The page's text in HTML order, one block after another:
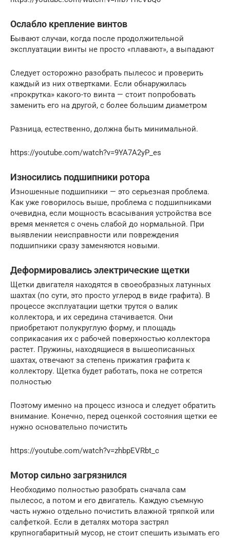
Ослабло крепление винтов
Бывают случаи, когда после продолжительной
эксплуатации винты не просто «плавают», а выпадают
Следует осторожно разобрать пылесос и проверить
каждый из них отвертками. Если обнаружилась
«прокрутка» какого-то винта — стоит попробовать
заменить его на другой, с более большим диаметром
Разница, естественно, должна быть минимальной.
https://youtube.com/watch?v=9YA7A2yP_es
Износились подшипники ротора
Изношенные подшипники — это серьезная проблема.
Как уже говорилось выше, проблема с подшипниками
очевидна, если мощность всасывания устройства все
время меняется с очень слабой до нормальной. При
выявлении неисправности или повреждения
подшипники сразу заменяются новыми.
Деформировались электрические щетки
Щетки двигателя находятся в своеобразных латунных
шахтах (по сути, это просто углерод в виде графита). В
процессе эксплуатации щетки трутся о валик
коллектора, и их середина стачивается. Они
приобретают полукруглую форму, и площадь
соприкасания их с рабочей поверхностью коллектора
растет. Пружины, находящиеся в вышеописанных
шахтах, отвечают за степень прижатия графита к
коллектору. Щетка будет работать, пока не сотрется
полностью
Поэтому именно на процесс износа и следует обратить
внимание. Конечно, перед оценкой состояния щетки ее
нужно основательно почистить
https://youtube.com/watch?v=zhbpEVRbt_c
Мотор сильно загрязнился
Необходимо полностью разобрать сначала сам
пылесос, а потом и его двигатель. Каждую съемную
часть нужно отдельно почистить влажной тряпкой или
салфеткой. Если в деталях мотора застрял
крупногабаритный мусор, не стоит спешить изымать его